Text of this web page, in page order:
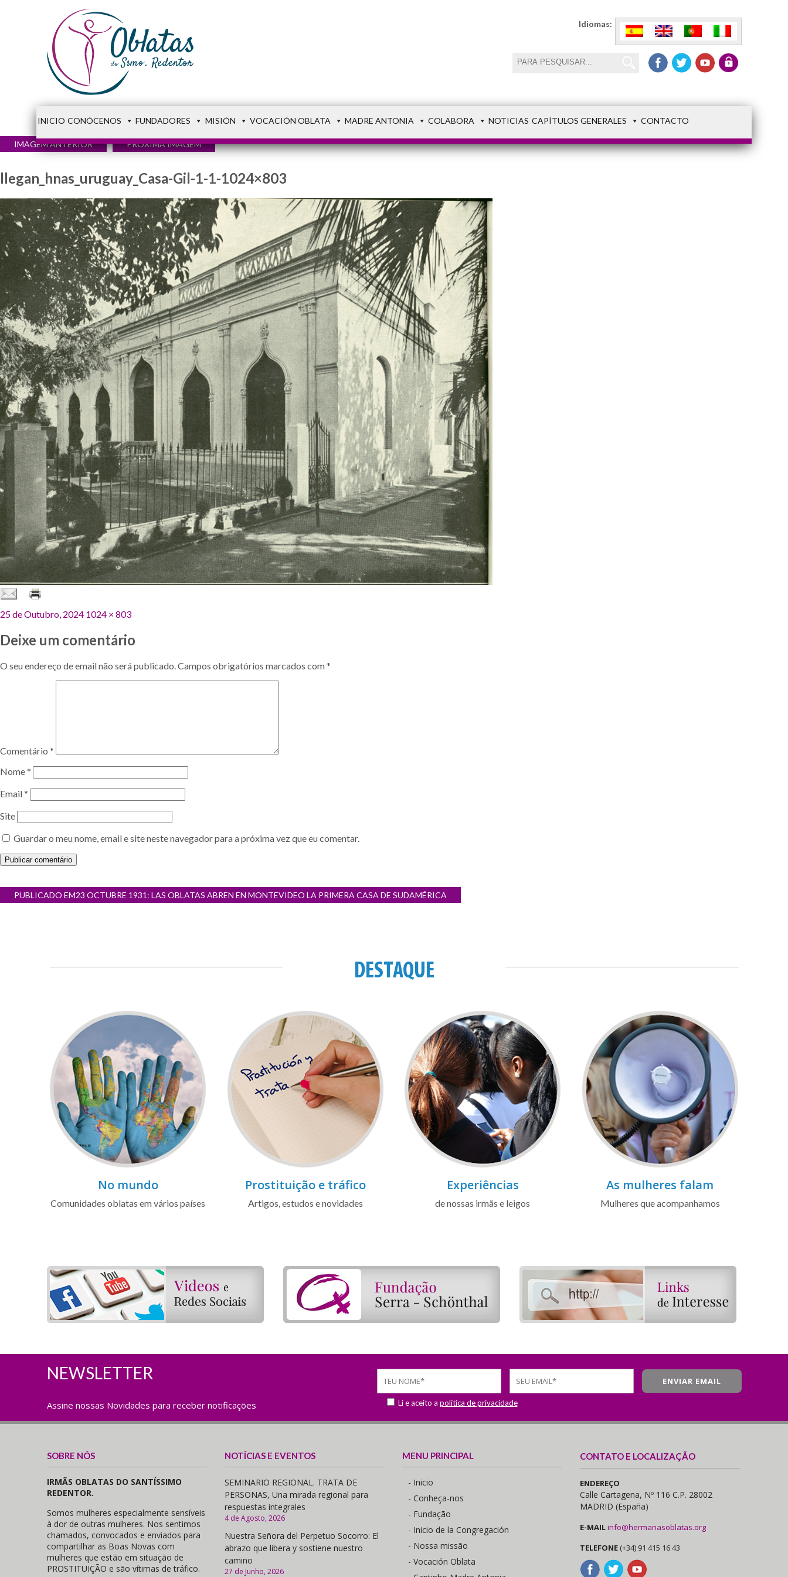
Idiomas:
INICIO CONÓCENOS FUNDADORES MISIÓN VOCACIÓN OBLATA MADRE ANTONIA COLABORA NOTICIAS CAPÍTULOS GENERALES CONTACTO
IMAGEM ANTERIOR PRÓXIMA IMAGEM
llegan_hnas_uruguay_Casa-Gil-1-1-1024×803
Publicado
25 de Outubro, 2024 Tamanho
1024 × 803
Deixe um comentário
O seu endereço de email não será publicado.Campos obrigatórios marcados com*
Comentário *
Nome*
Email*
Site
Guardar o meu nome, email e site neste navegador para a próxima vez que eu comentar.
Navegação
de
PUBLICADO EM23 OCTUBRE 1931: LAS OBLATAS ABREN EN MONTEVIDEO LA PRIMERA CASA DE SUDAMÉRICA
DESTAQUE
No mundo
Comunidades oblatas em vários países
Prostituição e tráfico
Artigos, estudos e novidades
Experiências
de nossas irmãs e leigos
As mulheres falam
Mulheres que acompanhamos
NEWSLETTER
Assine nossas Novidades para receber notificações Li e aceito a política de privacidade
SOBRE NÓS
IRMÃS OBLATAS DO SANTÍSSIMO
REDENTOR.
Somos mulheres especialmente sensíveis
à dor de outras mulheres. Nos sentimos
chamados, convocados e enviados para
compartilhar as Boas Novas com
mulheres que estão em situação de
PROSTITUIÇÃO e são vítimas de tráfico.
NOTÍCIAS E EVENTOS
SEMINARIO REGIONAL. TRATA DE
PERSONAS, Una mirada regional para
respuestas integrales
4 de Agosto, 2026
Nuestra Señora del Perpetuo Socorro: El
abrazo que libera y sostiene nuestro
camino
27 de Junho, 2026
MENU PRINCIPAL
- Inicio
- Conheça-nos
- Fundação
- Inicio de la Congregación
- Nossa missão
- Vocación Oblata
CONTATO E LOCALIZAÇÃO
ENDEREÇO
Calle Cartagena, Nº 116 C.P. 28002
MADRID (España)
E-MAILinfo@hermanasoblatas.org
TELEFONE (+34) 91 415 16 43